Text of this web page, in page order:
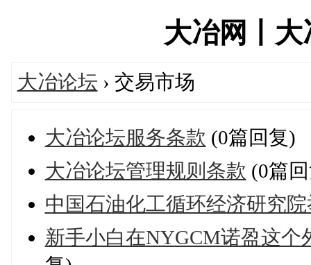
大冶网丨
大冶论坛 › 交易市场
大冶论坛服务条款 (0篇回复)
大冶论坛管理规则条款 (0篇
中国石油化工循环经济研究
新手小白在NYGCM诺盈这